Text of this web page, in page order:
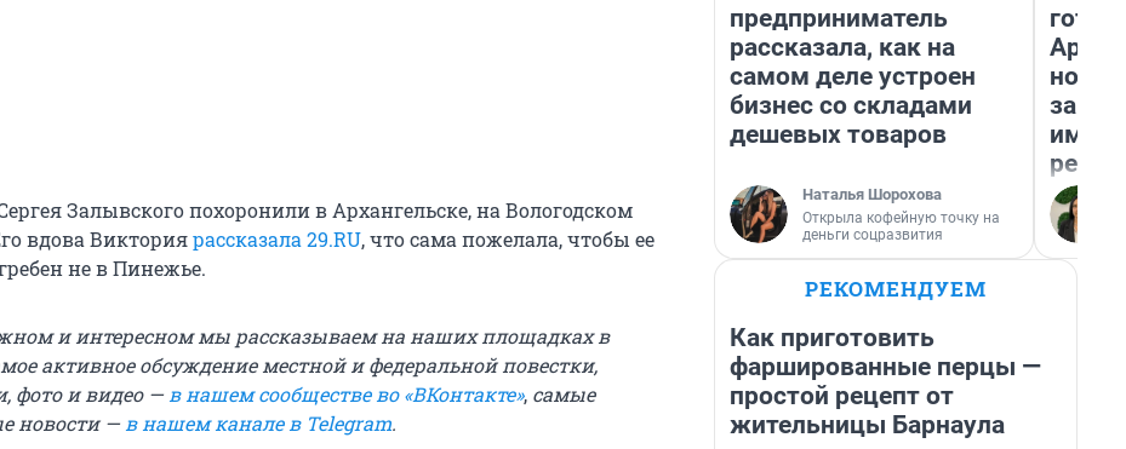
Залывского похоронили в Архангельске, на Вологодском
вдова Викториярассказала 29.RU, что сама пожелала, чтобы ее
не в Пинежье.
и интересном мы рассказываем на наших площадках в
активное обсуждение местной и федеральной повестки,
фото и видео — в нашем сообществе во «ВКонтакте», самые
новости — в нашем канале в Telegram.
предприниматель
рассказала, как на
самом деле устроен
бизнес со складами
дешевых товаров
Наталья Шорохова
Открыла кофейную точку на
деньги соцразвития
закон
РЕКОМЕНДУЕМ
Как приготовить
фаршированные перцы —
простой рецепт от
жительницы Барнаула